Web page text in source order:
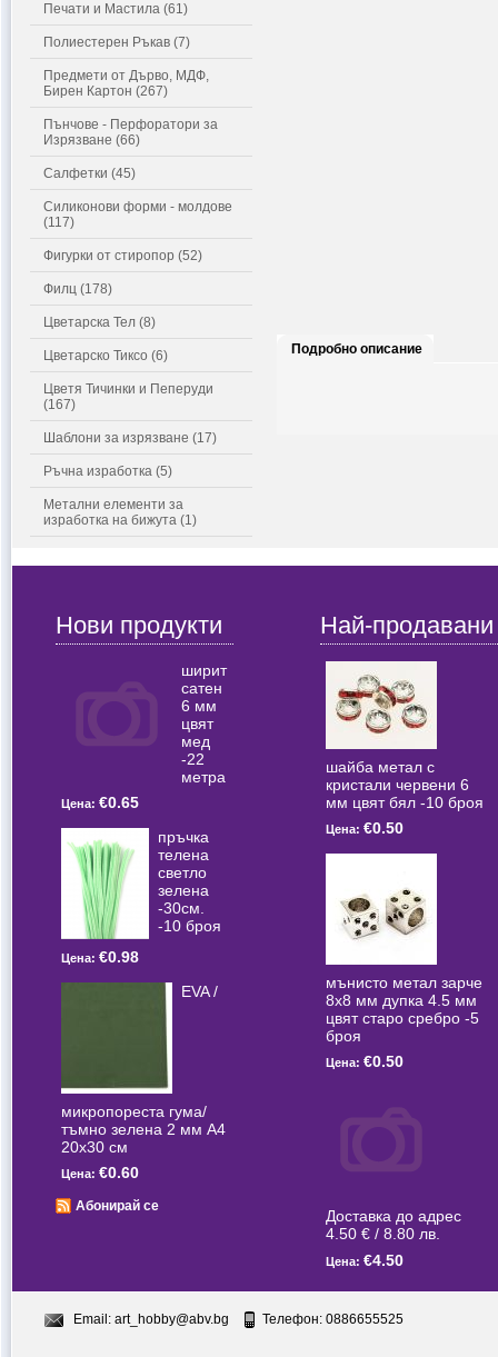
Печати и Мастила (61)
Полиестерен Ръкав (7)
Предмети от Дърво, МДФ,
Бирен Картон (267)
Пънчове - Перфоратори за
Изрязване (66)
Салфетки (45)
Силиконови форми - молдове
(117)
Фигурки от стиропор (52)
Филц (178)
Цветарска Тел (8)
Цветарско Тиксо (6)
Цветя Тичинки и Пеперуди
(167)
Шаблони за изрязване (17)
Ръчна изработка (5)
Метални елементи за
изработка на бижута (1)
Подробно описание
Нови продукти
ширит
сатен
6 мм
цвят
мед
-22
метра
Цена: €0.65
пръчка
телена
светлo
зелена
-30см.
-10 броя
Цена: €0.98
EVA /
микропореста гума/
тъмно зелена 2 мм А4
20x30 см
Цена: €0.60
Абонирай се
Най-продавани
шайба метал с
кристали червени 6
мм цвят бял -10 броя
Цена: €0.50
мънисто метал зарче
8x8 мм дупка 4.5 мм
цвят старо сребро -5
броя
Цена: €0.50
Доставка до адрес
4.50 € / 8.80 лв.
Цена: €4.50
Email: art_hobby@abv.bg Телефон: 0886655525